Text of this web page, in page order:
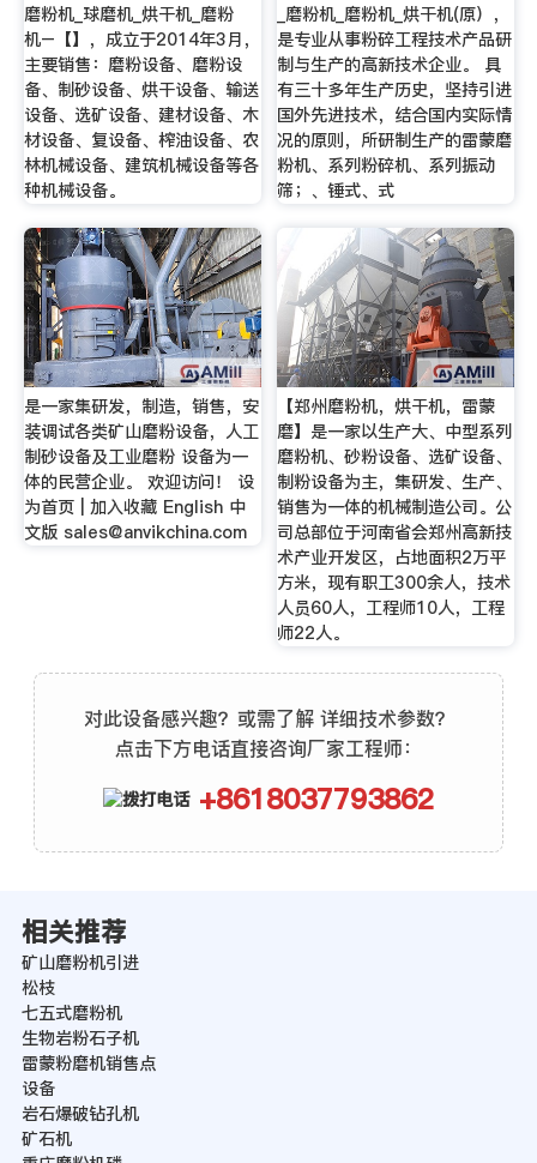
磨粉机_球磨机_烘干机_磨粉
机–【】，成立于2014年3月，
主要销售：磨粉设备、磨粉设
备、制砂设备、烘干设备、输送
设备、选矿设备、建材设备、木
材设备、复设备、榨油设备、农
林机械设备、建筑机械设备等各
种机械设备。
_磨粉机_磨粉机_烘干机(原），
是专业从事粉碎工程技术产品研
制与生产的高新技术企业。 具
有三十多年生产历史，坚持引进
国外先进技术，结合国内实际情
况的原则，所研制生产的雷蒙磨
粉机、系列粉碎机、系列振动
筛；、锤式、式
是一家集研发，制造，销售，安
装调试各类矿山磨粉设备，人工
制砂设备及工业磨粉 设备为一
体的民营企业。 欢迎访问！ 设
为首页 | 加入收藏 English 中
文版 sales@anvikchina.com
【郑州磨粉机，烘干机，雷蒙
磨】是一家以生产大、中型系列
磨粉机、砂粉设备、选矿设备、
制粉设备为主，集研发、生产、
销售为一体的机械制造公司。公
司总部位于河南省会郑州高新技
术产业开发区，占地面积2万平
方米，现有职工300余人，技术
人员60人，工程师10人，工程
师22人。
对此设备感兴趣？或需了解 详细技术参数？
点击下方电话直接咨询厂家工程师：
+8618037793862
相关推荐
矿山磨粉机引进
松枝
七五式磨粉机
生物岩粉石子机
雷蒙粉磨机销售点
设备
岩石爆破钻孔机
矿石机